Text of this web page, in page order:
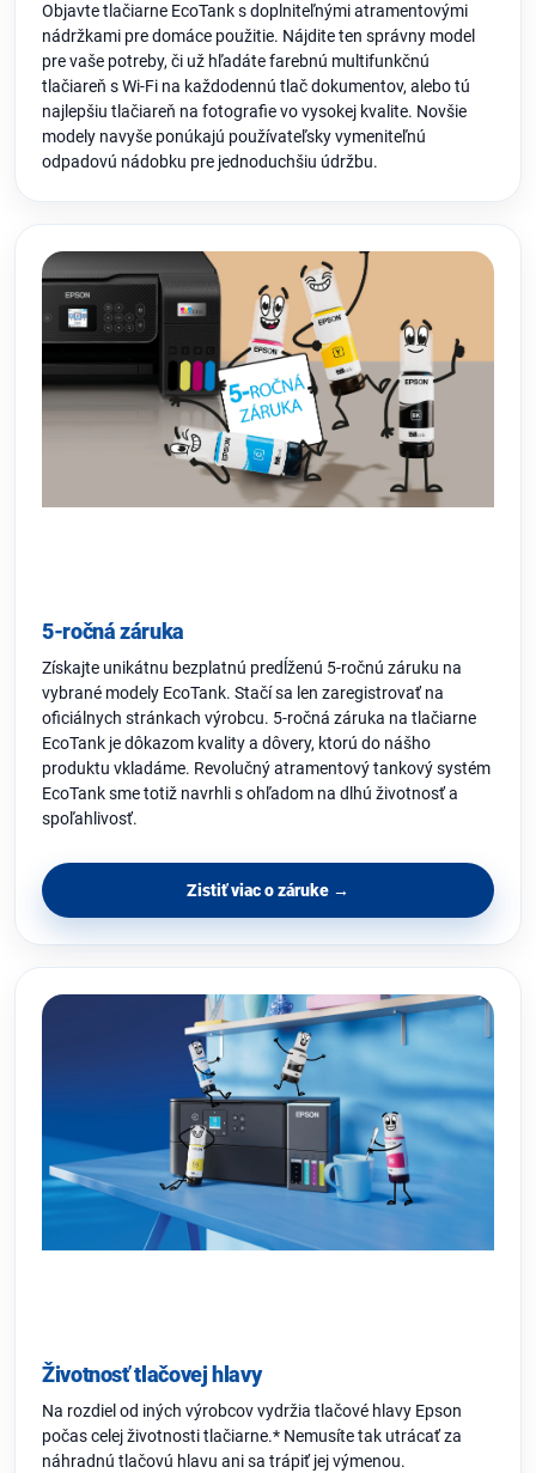
Objavte tlačiarne EcoTank s doplniteľnými atramentovými
nádržkami pre domáce použitie. Nájdite ten správny model
pre vaše potreby, či už hľadáte farebnú multifunkčnú
tlačiareň s Wi-Fi na každodennú tlač dokumentov, alebo tú
najlepšiu tlačiareň na fotografie vo vysokej kvalite. Novšie
modely navyše ponúkajú používateľsky vymeniteľnú
odpadovú nádobku pre jednoduchšiu údržbu.
5-ročná záruka
Získajte unikátnu bezplatnú predĺženú 5-ročnú záruku na
vybrané modely EcoTank. Stačí sa len zaregistrovať na
oficiálnych stránkach výrobcu. 5-ročná záruka na tlačiarne
EcoTank je dôkazom kvality a dôvery, ktorú do nášho
produktu vkladáme. Revolučný atramentový tankový systém
EcoTank sme totiž navrhli s ohľadom na dlhú životnosť a
spoľahlivosť.
Zistiť viac o záruke →
Životnosť tlačovej hlavy
Na rozdiel od iných výrobcov vydržia tlačové hlavy Epson
počas celej životnosti tlačiarne.* Nemusíte tak utrácať za
náhradnú tlačovú hlavu ani sa trápiť jej výmenou.